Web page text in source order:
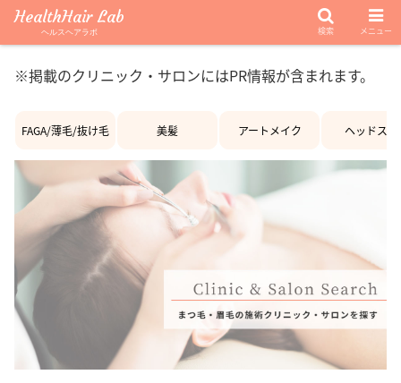
※掲載のクリニック・サロンにはPR情報が含まれます。
FAGA/薄毛/抜け毛 美髪 アートメイク ヘッドスパ
HealthHair Lab
ヘルスヘアラボ 検索 メニュー